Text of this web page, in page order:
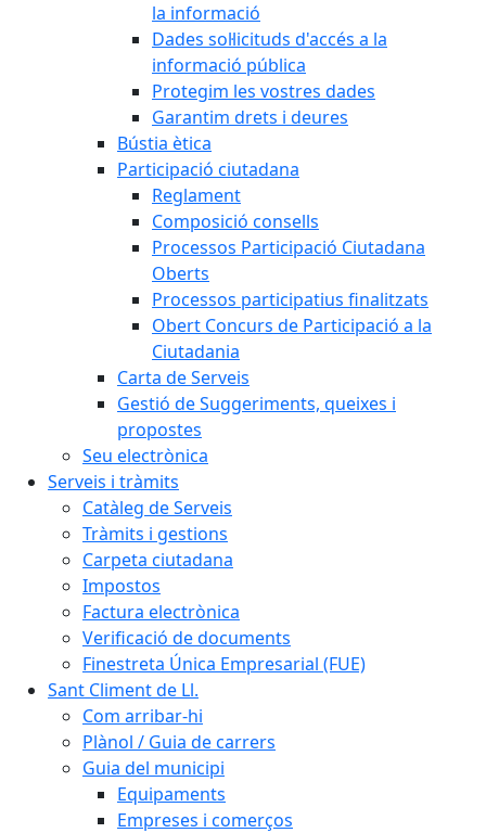
la informació
Dades sol·licituds d'accés a la
informació pública
Protegim les vostres dades
Garantim drets i deures
Bústia ètica
Participació ciutadana
Reglament
Composició consells
Processos Participació Ciutadana
Oberts
Processos participatius finalitzats
Obert Concurs de Participació a la
Ciutadania
Carta de Serveis
Gestió de Suggeriments, queixes i
propostes
Seu electrònica
Serveis i tràmits
Catàleg de Serveis
Tràmits i gestions
Carpeta ciutadana
Impostos
Factura electrònica
Verificació de documents
Finestreta Única Empresarial (FUE)
Sant Climent de Ll.
Com arribar-hi
Plànol / Guia de carrers
Guia del municipi
Equipaments
Empreses i comerços